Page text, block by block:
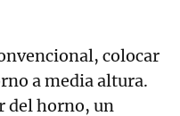
colocar
a media altura.
del horno, un